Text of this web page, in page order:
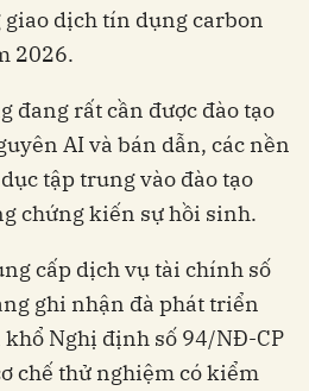
dịch tín dụng carbon
2026.
đang rất cần được đào tạo
AI và bán dẫn, các nền
tập trung vào đào tạo
chứng kiến ​​sự hồi sinh.
cấp dịch vụ tài chính số
ghi nhận đà phát triển
Nghị định số 94/NĐ-CP
chế thử nghiệm có kiểm